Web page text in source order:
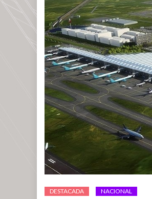
DESTACADA NACIONAL